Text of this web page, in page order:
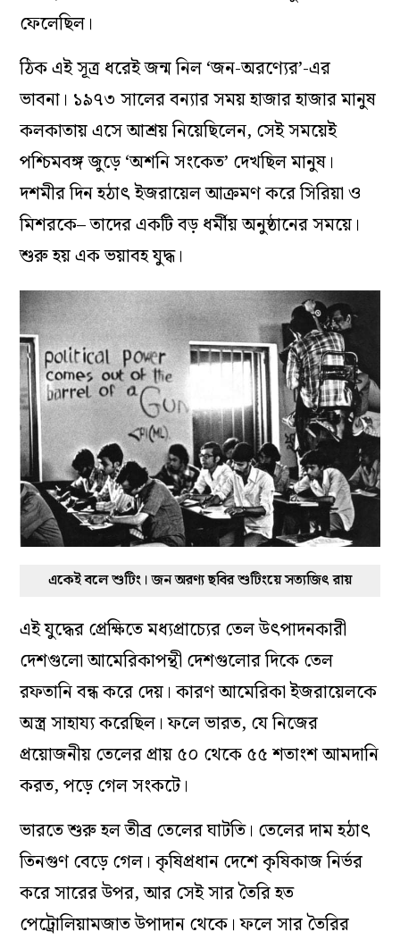
ফেলেছিল।
ঠিক এই সূত্র ধরেই জন্ম নিল ‘জন-অরণ্যের’-এর
ভাবনা। ১৯৭৩ সালের বন্যার সময় হাজার হাজার মানুষ
কলকাতায় এসে আশ্রয় নিয়েছিলেন, সেই সময়েই
পশ্চিমবঙ্গ জুড়ে ‘অশনি সংকেত’ দেখছিল মানুষ।
দশমীর দিন হঠাৎ ইজরায়েল আক্রমণ করে সিরিয়া ও
মিশরকে– তাদের একটি বড় ধর্মীয় অনুষ্ঠানের সময়ে।
শুরু হয় এক ভয়াবহ যুদ্ধ।
একেই বলে শুটিং। জন অরণ্য ছবির শুটিংয়ে সত্যজিৎ রায়
এই যুদ্ধের প্রেক্ষিতে মধ্যপ্রাচ্যের তেল উৎপাদনকারী
দেশগুলো আমেরিকাপন্থী দেশগুলোর দিকে তেল
রফতানি বন্ধ করে দেয়। কারণ আমেরিকা ইজরায়েলকে
অস্ত্র সাহায্য করেছিল। ফলে ভারত, যে নিজের
প্রয়োজনীয় তেলের প্রায় ৫০ থেকে ৫৫ শতাংশ আমদানি
করত, পড়ে গেল সংকটে।
ভারতে শুরু হল তীব্র তেলের ঘাটতি। তেলের দাম হঠাৎ
তিনগুণ বেড়ে গেল। কৃষিপ্রধান দেশে কৃষিকাজ নির্ভর
করে সারের উপর, আর সেই সার তৈরি হত
পেট্রোলিয়ামজাত উপাদান থেকে। ফলে সার তৈরির